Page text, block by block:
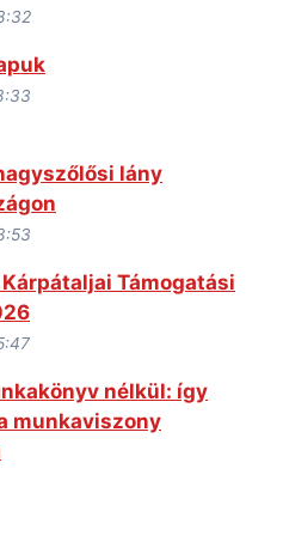
lány
Támogatási
nélkül: így
munkaviszony